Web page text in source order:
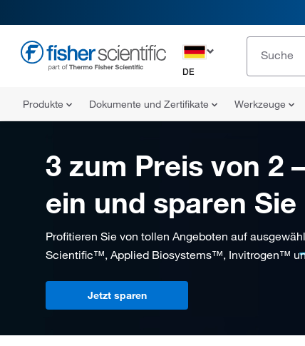
DE
Produkte Dokumente und Zertifikate Werkzeuge
3 zum Preis von 2
ein und sparen Sie
Profitieren Sie von tollen Angeboten auf
Scientific™, Applied Biosystems™, Invitrogen™
Jetzt sparen